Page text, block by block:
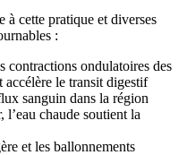
à cette pratique et diverses
:
ondulatoires des
le transit digestif
sanguin dans la région
l’eau chaude soutient la
et les ballonnements